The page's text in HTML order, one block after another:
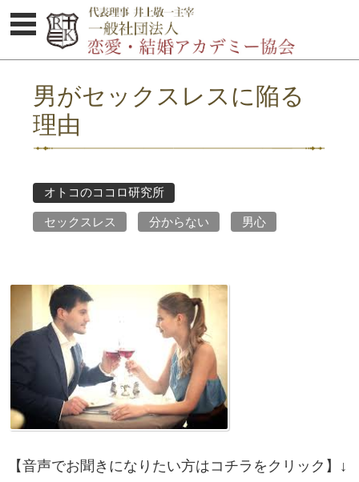
協会概要
セミナー受講者の感想
お問い合わせ
男がセックスレスに陥る
理由
オトコのココロ研究所
セックスレス 分からない 男心
【音声でお聞きになりたい方はコチラをクリック】↓